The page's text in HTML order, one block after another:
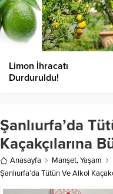
Limon İhracatı
Durduruldu!
Şanlıurfa’da
Kaçakçılarına
Anasayfa Manşet,Yaşam
Şanlıurfa’da Tütün Ve Alkol